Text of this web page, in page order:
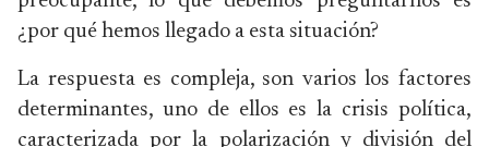
¿por qué hemos llegado a esta situación?
La respuesta es compleja, son varios los factores
determinantes, uno de ellos es la crisis política,
caracterizada por la polarización y división del